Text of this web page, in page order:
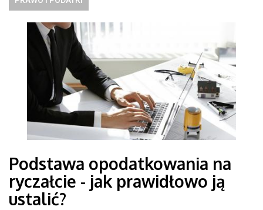
Podstawa opodatkowania na
ryczałcie - jak prawidłowo ją
ustalić?